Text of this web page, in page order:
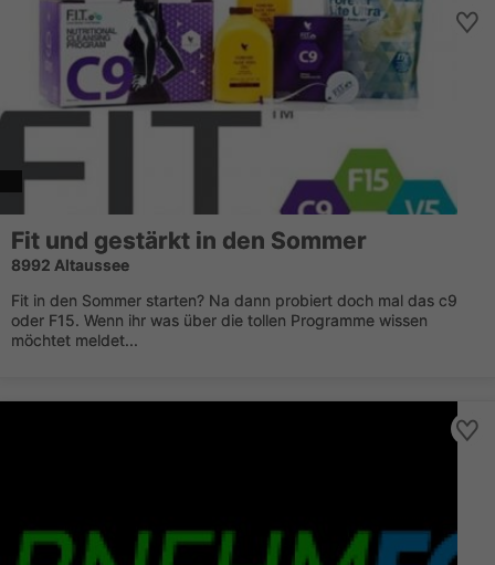
Fit und gestärkt in den Sommer
8992 Altaussee
Fit in den Sommer starten? Na dann probiert doch mal das c9
oder F15. Wenn ihr was über die tollen Programme wissen
möchtet meldet...